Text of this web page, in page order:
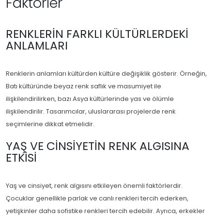
RENKLERIN FARKLI KÜLTÜRLERDEKI
ANLAMLARI
Renklerin anlamları kültürden kültüre değişiklik gösterir. Örneğin,
Batı kültüründe beyaz renk saflık ve masumiyet ile
ilişkilendirilirken, bazı Asya kültürlerinde yas ve ölümle
ilişkilendirilir. Tasarımcılar, uluslararası projelerde renk
seçimlerine dikkat etmelidir.
YAŞ VE CINSIYETIN RENK ALGISINA
ETKISI
Yaş ve cinsiyet, renk algısını etkileyen önemli faktörlerdir.
Çocuklar genellikle parlak ve canlı renkleri tercih ederken,
yetişkinler daha sofistike renkleri tercih edebilir. Ayrıca, erkekler